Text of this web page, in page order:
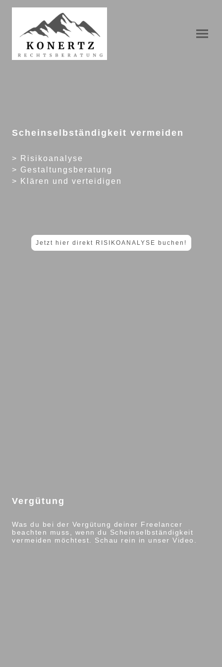
Scheinselbständigkeit vermeiden
> Risikoanalyse
> Gestaltungsberatung
> Klären und verteidigen
Jetzt hier direkt RISIKOANALYSE buchen!
Vergütung
Was du bei der Vergütung deiner Freelancer
beachten muss, wenn du Scheinselbständigkeit
vermeiden möchtest. Schau rein in unser Video.